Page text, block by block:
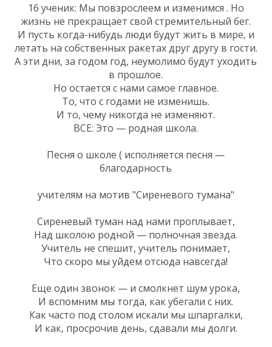
16 ученик: Мы повзрослеем и изменимся . Но
жизнь не прекращает свой стремительный бег.
И пусть когда-нибудь люди будут жить в мире, и
летать на собственных ракетах друг другу в гости.
А эти дни, за годом год, неумолимо будут уходить
в прошлое.
Но остается с нами самое главное.
То, что с годами не изменишь.
И то, чему никогда не изменяют.
ВСЕ: Это — родная школа.
Песня о школе ( исполняется песня —
благодарность
учителям на мотив "Сиреневого тумана"
Сиреневый туман над нами проплывает,
Над школою родной — полночная звезда.
Учитель не спешит, учитель понимает,
Что скоро мы уйдем отсюда навсегда!
Еще один звонок — и смолкнет шум урока,
И вспомним мы тогда, как убегали с них.
Как часто под столом искали мы шпаргалки,
И как, просрочив день, сдавали мы долги.